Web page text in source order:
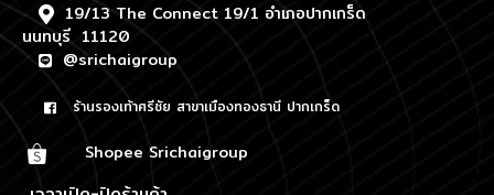
19/13 The Connect 19/1 อำเภอปากเกร็ด
นนทบุรี 11120
@srichaigroup
ร้านรองเท้าศรีชัย สาขาเมืองทองธานี ปากเกร็ด
Shopee Srichaigroup